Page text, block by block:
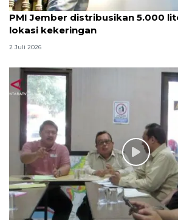
PMI Jember distribusikan 5.000
lokasi kekeringan
2 Juli 2026